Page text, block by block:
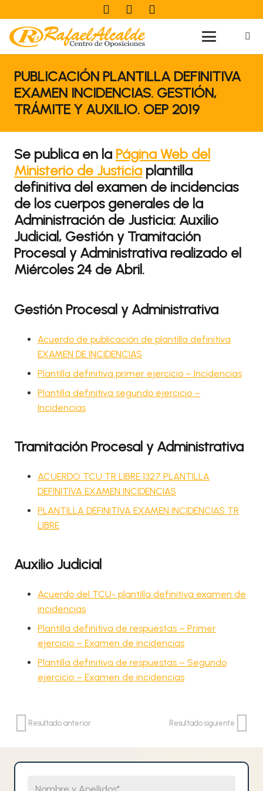
PUBLICACIÓN PLANTILLA DEFINITIVA
EXAMEN INCIDENCIAS. GESTIÓN,
TRÁMITE Y AUXILIO. OEP 2019
Se publica en la Página Web del
Ministerio de Justicia plantilla
definitiva del examen de incidencias
de los cuerpos generales de la
Administración de Justicia: Auxilio
Judicial, Gestión y Tramitación
Procesal y Administrativa realizado el
Miércoles 24 de Abril.
Gestión Procesal y Administrativa
Acuerdo de publicación de plantilla definitiva
EXAMEN DE INCIDENCIAS
Plantilla definitiva primer ejercicio – Incidencias
Plantilla definitiva segundo ejercicio –
Incidencias
Tramitación Procesal y Administrativa
ACUERDO TCU TR LIBRE 1327 PLANTILLA
DEFINITIVA EXAMEN INCIDENCIAS
PLANTILLA DEFINITIVA EXAMEN INCIDENCIAS TR
LIBRE
Auxilio Judicial
Acuerdo del TCU- plantilla definitiva examen de
incidencias
Plantilla definitiva de respuestas – Primer
ejercicio – Examen de incidencias
Plantilla definitiva de respuestas – Segundo
ejercicio – Examen de incidencias
Resultado anterior Resultado siguiente